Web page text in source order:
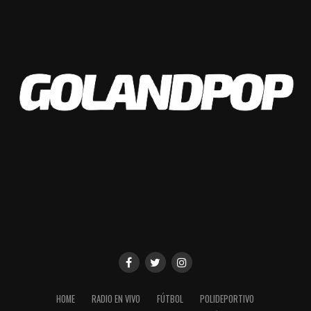
Entrevista exclusiva paraGOLANDPOP
HOME RADIO EN VIVO FÚTBOL
POLIDEPORTIVO